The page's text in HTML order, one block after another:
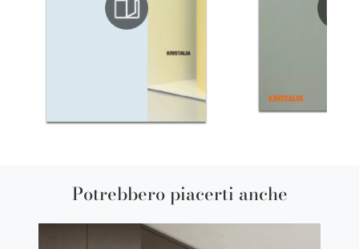
Potrebbero piacerti anche